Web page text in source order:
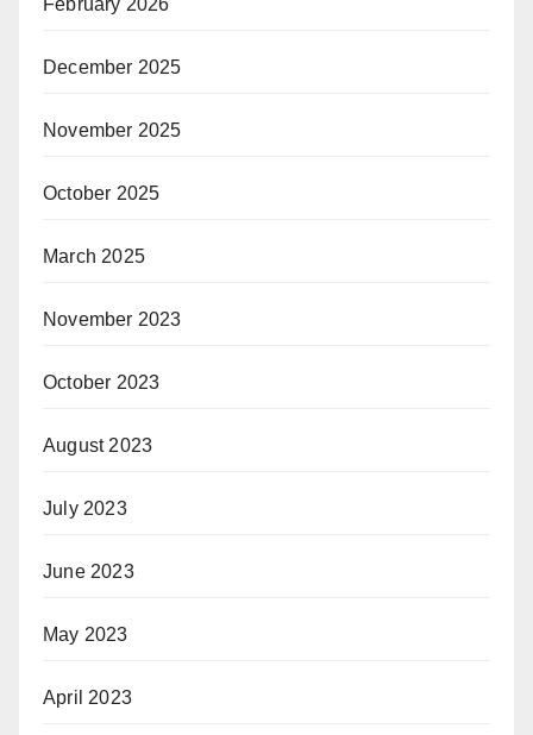
December 2025
November 2025
October 2025
March 2025
November 2023
October 2023
August 2023
July 2023
June 2023
May 2023
April 2023